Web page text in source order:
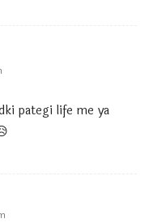
pategi life me ya